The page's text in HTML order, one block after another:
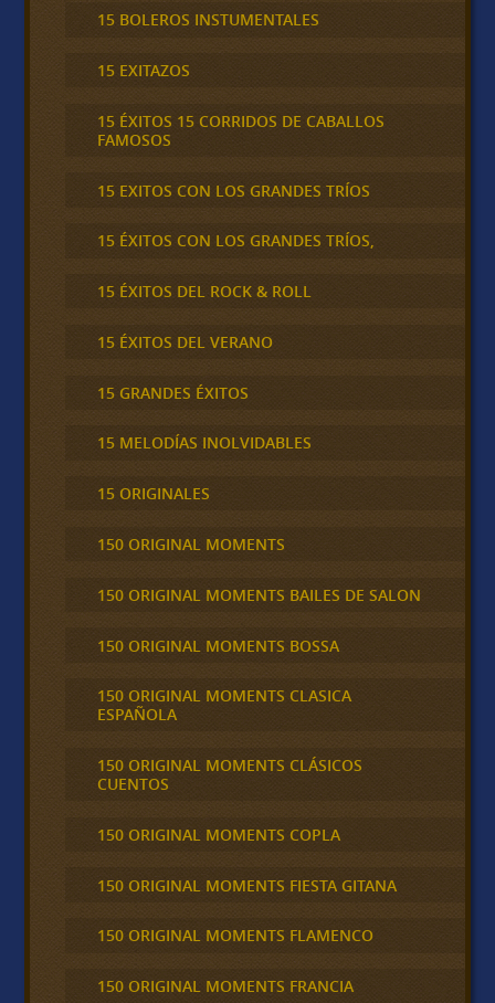
15 BOLEROS INSTUMENTALES
15 EXITAZOS
15 ÉXITOS 15 CORRIDOS DE CABALLOS
FAMOSOS
15 EXITOS CON LOS GRANDES TRÍOS
15 ÉXITOS CON LOS GRANDES TRÍOS,
15 ÉXITOS DEL ROCK & ROLL
15 ÉXITOS DEL VERANO
15 GRANDES ÉXITOS
15 MELODÍAS INOLVIDABLES
15 ORIGINALES
150 ORIGINAL MOMENTS
150 ORIGINAL MOMENTS BAILES DE SALON
150 ORIGINAL MOMENTS BOSSA
150 ORIGINAL MOMENTS CLASICA
ESPAÑOLA
150 ORIGINAL MOMENTS CLÁSICOS
CUENTOS
150 ORIGINAL MOMENTS COPLA
150 ORIGINAL MOMENTS FIESTA GITANA
150 ORIGINAL MOMENTS FLAMENCO
150 ORIGINAL MOMENTS FRANCIA